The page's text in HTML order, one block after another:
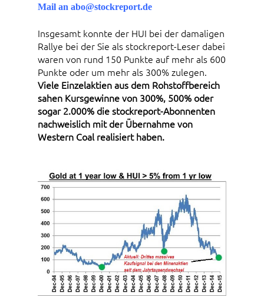
Mail an abo@stockreport.de
Insgesamt konnte der HUI bei der damaligen
Rallye bei der Sie als stockreport-Leser dabei
waren von rund 150 Punkte auf mehr als 600
Punkte oder um mehr als 300% zulegen.
Viele Einzelaktien aus dem Rohstoffbereich
sahen Kursgewinne von 300%, 500% oder
sogar 2.000% die stockreport-Abonnenten
nachweislich mit der Übernahme von
Western Coal realisiert haben.